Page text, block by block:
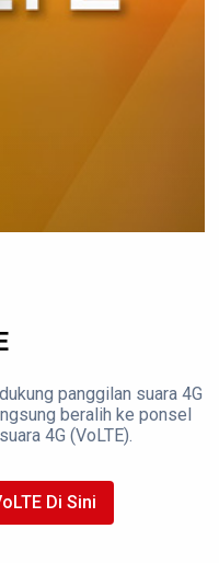
panggilan suara 4G
beralih ke ponsel
4G (VoLTE).
Di Sini